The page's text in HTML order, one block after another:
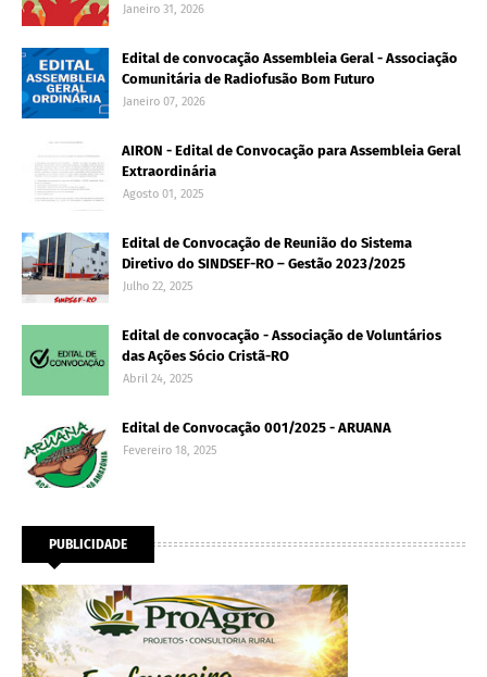
Janeiro 31, 2026
Edital de convocação Assembleia Geral - Associação
Comunitária de Radiofusão Bom Futuro
Janeiro 07, 2026
AIRON - Edital de Convocação para Assembleia Geral
Extraordinária
Agosto 01, 2025
Edital de Convocação de Reunião do Sistema
Diretivo do SINDSEF-RO – Gestão 2023/2025
Julho 22, 2025
Edital de convocação - Associação de Voluntários
das Ações Sócio Cristã-RO
Abril 24, 2025
Edital de Convocação 001/2025 - ARUANA
Fevereiro 18, 2025
PUBLICIDADE